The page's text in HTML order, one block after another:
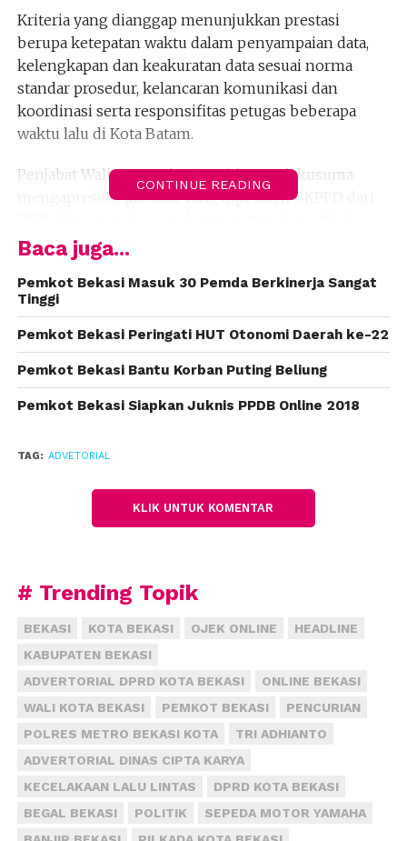
Kriteria yang dianggap menunjukkan prestasi
berupa ketepatan waktu dalam penyampaian data,
kelengkapan dan keakuratan data sesuai norma
standar prosedur, kelancaran komunikasi dan
koordinasi serta responsifitas petugas beberapa
waktu lalu di Kota Batam.
Penjabat Wali Kota Bekasi, Ruddy Gandakusuma
mengapresiasi prestasi yang diperoleh BKPPD dari
hasil kerja sama dan koordinasi yang baik dari para
Aparatur Sipil Negara (ASN) di Pemerintah Kota
Bekasi.
“Penghargaan ini harus menjadi motivasi yang kuat
dalam bekerja untuk terus meningkatkan pelayanan
kepegawaian yang lebih baik lagi,” pungkas Ruddy.
(adv/humas)
CONTINUE READING
Baca juga...
Pemkot Bekasi Masuk 30 Pemda Berkinerja Sangat
Tinggi
Pemkot Bekasi Peringati HUT Otonomi Daerah ke-22
Pemkot Bekasi Bantu Korban Puting Beliung
Pemkot Bekasi Siapkan Juknis PPDB Online 2018
TAG: ADVETORIAL
KLIK UNTUK KOMENTAR
# Trending Topik
BEKASI KOTA BEKASI OJEK ONLINE
HEADLINE
KABUPATEN BEKASI
ADVERTORIAL DPRD KOTA BEKASI
ONLINE BEKASI
WALI KOTA BEKASI
PEMKOT BEKASI
PENCURIAN
POLRES METRO BEKASI KOTA
TRI ADHIANTO
ADVERTORIAL DINAS CIPTA KARYA
KECELAKAAN LALU LINTAS
DPRD KOTA BEKASI
BEGAL BEKASI
POLITIK
SEPEDA MOTOR YAMAHA